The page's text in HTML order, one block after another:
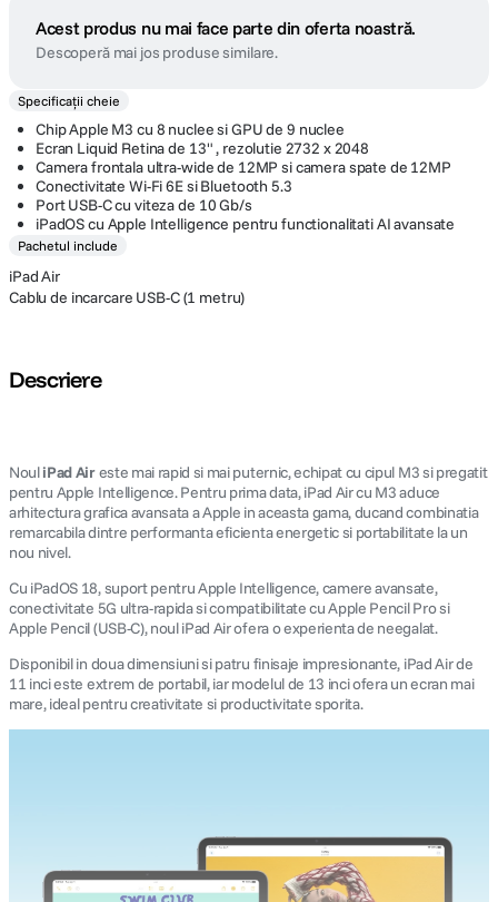
Acest produs nu mai face parte din oferta noastră.
Descoperă mai jos produse similare.
Specificații cheie
Chip Apple M3 cu 8 nuclee si GPU de 9 nuclee
Ecran Liquid Retina de 13" , rezolutie 2732 x 2048
Camera frontala ultra-wide de 12MP si camera spate de 12MP
Conectivitate Wi-Fi 6E si Bluetooth 5.3
Port USB-C cu viteza de 10 Gb/s
iPadOS cu Apple Intelligence pentru functionalitati AI avansate
Pachetul include
iPad Air
Cablu de incarcare USB-C (1 metru)
Descriere
NouliPad Aireste mai rapid si mai puternic, echipat cu cipul M3 si pregatit
pentru Apple Intelligence. Pentru prima data, iPad Air cu M3 aduce
arhitectura grafica avansata a Apple in aceasta gama, ducand combinatia
remarcabila dintre performanta eficienta energetic si portabilitate la un
nou nivel.
Cu iPadOS 18, suport pentru Apple Intelligence, camere avansate,
conectivitate 5G ultra-rapida si compatibilitate cu Apple Pencil Pro si
Apple Pencil (USB-C), noul iPad Air ofera o experienta de neegalat.
Disponibil in doua dimensiuni si patru finisaje impresionante, iPad Air de
11 inci este extrem de portabil, iar modelul de 13 inci ofera un ecran mai
mare, ideal pentru creativitate si productivitate sporita.